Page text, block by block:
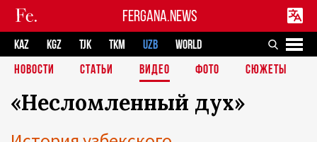
FERGANA.NEWS
KAZ KGZ TJK TKM UZB
WORLD
НОВОСТИ
СТАТЬИ ВИДЕО ФОТО СЮЖЕТЫ
«Несломленный дух»